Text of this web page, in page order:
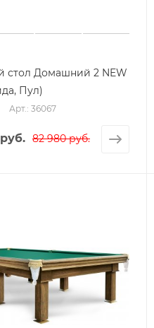
стол Домашний 2 NEW
Пул)
Арт.: 36067
82 980 руб.